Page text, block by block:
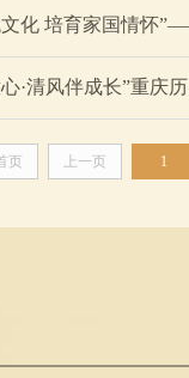
化 培育家国情怀
·清风伴成长”重庆
页 上一页 1